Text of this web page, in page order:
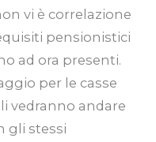
vi è correlazione
pensionistici
ad ora presenti.
per le casse
vedranno andare
gli stessi